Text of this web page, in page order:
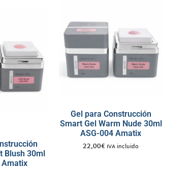
Blush 30ml
Amatix
Gel para Construcción
Smart Gel Warm Nude 30ml
ASG-004 Amatix
22,00€ IVA incluido